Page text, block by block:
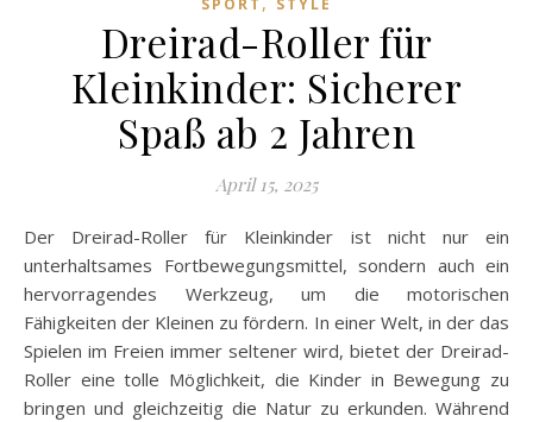
SPORT STYLE
Dreirad-Roller für
Kleinkinder: Sicherer
Spaß ab 2 Jahren
April 15, 2025
Der Dreirad-Roller für Kleinkinder ist nicht nur ein
unterhaltsames Fortbewegungsmittel, sondern auch ein
hervorragendes Werkzeug, um die motorischen
Fähigkeiten der Kleinen zu fördern. In einer Welt, in der das
Spielen im Freien immer seltener wird, bietet der Dreirad-
Roller eine tolle Möglichkeit, die Kinder in Bewegung zu
bringen und gleichzeitig die Natur zu erkunden. Während